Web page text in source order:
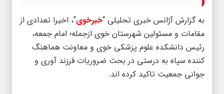
به گزارش آژانس خبری تحلیلی “
مقامات و مسئولین شهرستان خوی ازجمله؛ امام جمعه،
رئیس دانشکده علوم پزشکی خوی و معاونت هماهنگ
کننده سپاه به درستی در بحث ضروریات فرزند آوری و
جوانی جمعیت تاکید کرده اند.